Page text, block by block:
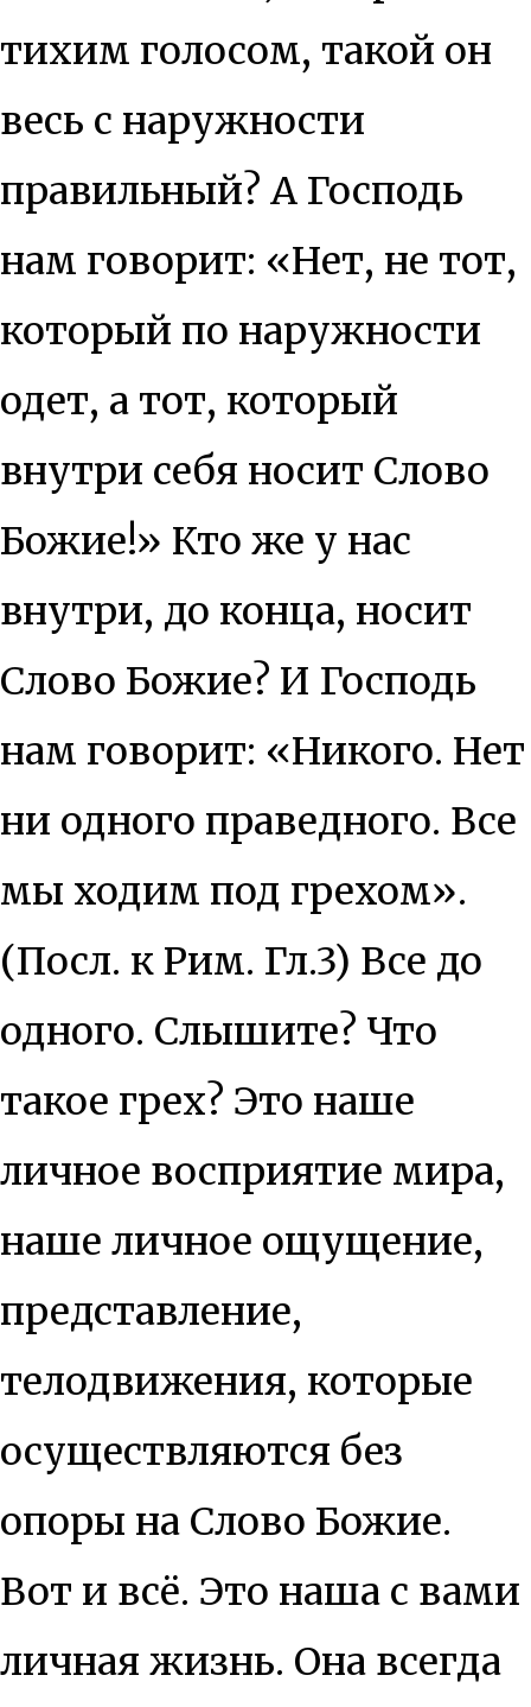
тихим голосом, такой он
весь с наружности
правильный? А Господь
нам говорит: «Нет, не тот,
который по наружности
одет, а тот, который
внутри себя носит Слово
Божие!» Кто же у нас
внутри, до конца, носит
Слово Божие? И Господь
нам говорит: «Никого. Нет
ни одного праведного. Все
мы ходим под грехом».
(Посл. к Рим. Гл.3) Все до
одного. Слышите? Что
такое грех? Это наше
личное восприятие мира,
наше личное ощущение,
представление,
телодвижения, которые
осуществляются без
опоры на Слово Божие.
Вот и всё. Это наша с вами
личная жизнь. Она всегда